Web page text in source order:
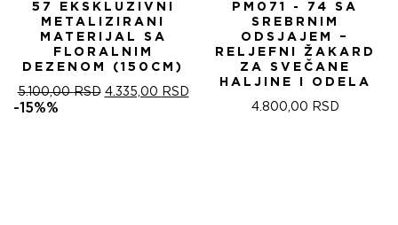
57 EKSKLUZIVNI
METALIZIRANI
MATERIJAL SA
FLORALNIM
DEZENOM (150CM)
5.100,00RSD ОРИГИНАЛНА
4.335,00 RSDТРЕНУТНА
-15%%
PM071 - 74 SA
SREBRNIM
ODSJAJEM –
RELJEFNI ŽAKARD
ZA SVEČANE
HALJINE I ODELA
4.800,00 RSD